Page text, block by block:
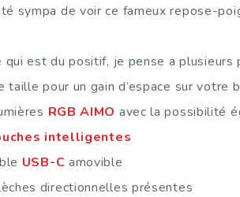
sympa de voir ce fameux repose-
qui est du positif, je pense a plusieurs
taille pour un gain d’espace sur votre
RGB AIMO avec la possibilité
intelligentes
USB-C amovible
directionnelles présentes